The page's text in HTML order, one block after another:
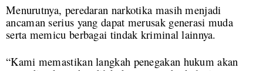
Menurutnya, peredaran narkotika masih menjadi
ancaman serius yang dapat merusak generasi muda
serta memicu berbagai tindak kriminal lainnya.
“Kami memastikan langkah penegakan hukum akan